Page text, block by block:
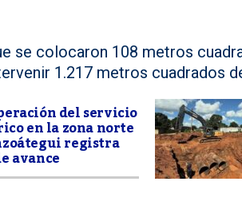
se colocaron 108 metros
1.217 metros cuadrados
del servicio
en la zona norte
registra
avance